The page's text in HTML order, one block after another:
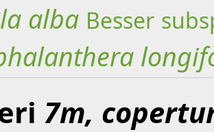
alba Besser
7m,